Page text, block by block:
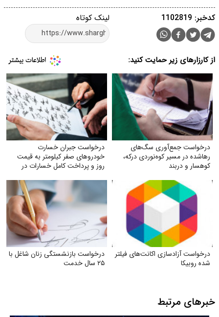
لینک کوتاه کدخبر: 1102819
از کارزارهای زیر حمایت کنید:
درخواست جمع‌آوری سگ‌های
رهاشده در مسیر کوه‌نوردی درکه،
کوهسار و دربند
درخواست جبران خسارت
خودروهای صفر کیلومتر به قیمت
روز و پرداخت کامل خسارات در
درخواست آزادسازی اکانت‌های فیلتر
شده روبیکا
درخواست بازنشستگی زنان شاغل با
۲۵ سال خدمت
خبرهای مرتبط